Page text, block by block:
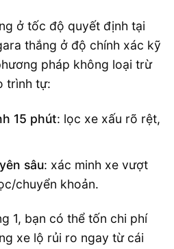
ở tốc độ quyết định tại
thắng ở độ chính xác kỹ
pháp không loại trừ
trình tự:
15 phút: lọc xe xấu rõ rệt,
sâu: xác minh xe vượt
chuyển khoản.
1, bạn có thể tốn chi phí
xe lộ rủi ro ngay từ cái